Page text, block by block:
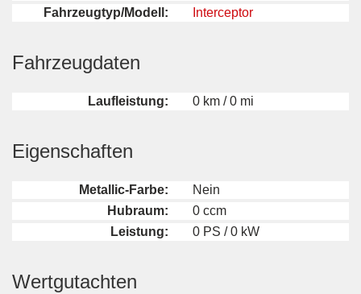
Fahrzeugtyp/Modell:
Interceptor
Fahrzeugdaten
Laufleistung: 0 km / 0 mi
Eigenschaften
Metallic-Farbe:
Nein
Hubraum:
0 ccm
Leistung:
0 PS / 0 kW
Wertgutachten